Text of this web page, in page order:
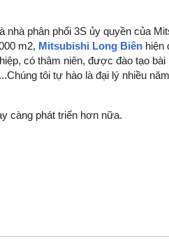
nhà phân phối 3S ủy quyền của
m2, Mitsubishi Long Biên hiện
có thâm niên, được đào tạo bài
tôi tự hào là đại lý nhiều
càng phát triển hơn nữa.